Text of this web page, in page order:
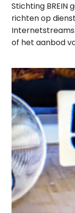
Stichting BREIN
richten op
of het aanbod